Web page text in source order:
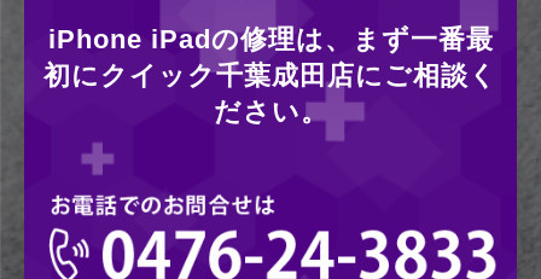
iPhone iPadの修理は、まず一番最
初にクイック千葉成田店にご相談く
ださい。